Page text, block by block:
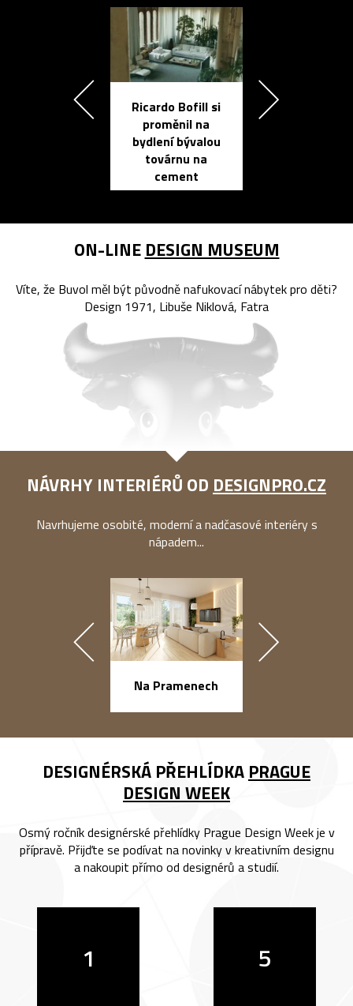
Ricardo Bofill si
proměnil na
bydlení bývalou
továrnu na
cement
ON-LINE DESIGN MUSEUM
Víte, že Buvol měl být původně nafukovací nábytek pro děti?
Design 1971, Libuše Niklová, Fatra
NÁVRHY INTERIÉRŮ OD DESIGNPRO.CZ
Navrhujeme osobité, moderní a nadčasové interiéry s
nápadem...
Na Pramenech
DESIGNÉRSKÁ PŘEHLÍDKA PRAGUE
DESIGN WEEK
Osmý ročník designérské přehlídky Prague Design Week je v
přípravě. Přijďte se podívat na novinky v kreativním designu
a nakoupit přímo od designérů a studií.
1 5